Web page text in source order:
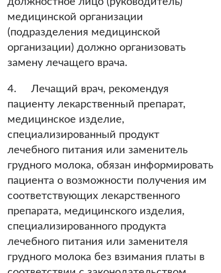
медицинской организации
(подразделения медицинской
организации) должно организовать
замену лечащего врача.
4. Лечащий врач, рекомендуя
пациенту лекарственный препарат,
медицинское изделие,
специализированный продукт
лечебного питания или заменитель
грудного молока, обязан информировать
пациента о возможности получения им
соответствующих лекарственного
препарата, медицинского изделия,
специализированного продукта
лечебного питания или заменителя
грудного молока без взимания платы в